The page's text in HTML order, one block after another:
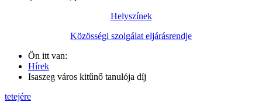
Helyszínek
Közösségi szolgálat eljárásrendje
Ön itt van:
Hírek
Isaszeg város kitűnő tanulója díj
tetejére